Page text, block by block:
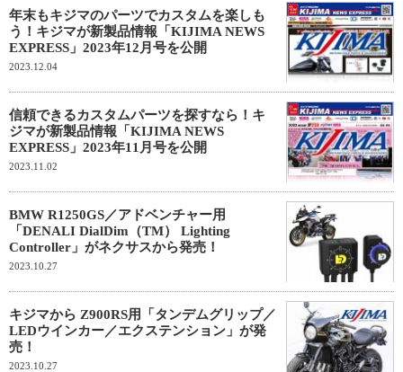
年末もキジマのパーツでカスタムを楽しも
う！キジマが新製品情報「KIJIMA NEWS
EXPRESS」2023年12月号を公開
2023.12.04
信頼できるカスタムパーツを探すなら！キ
ジマが新製品情報「KIJIMA NEWS
EXPRESS」2023年11月号を公開
2023.11.02
BMW R1250GS／アドベンチャー用
「DENALI DialDim（TM） Lighting
Controller」がネクサスから発売！
2023.10.27
キジマから Z900RS用「タンデムグリップ／
LEDウインカー／エクステンション」が発
売！
2023.10.27